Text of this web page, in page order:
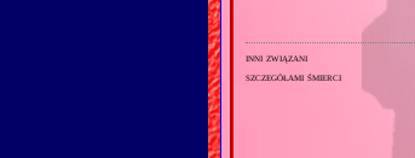
inni związani
szczegółami śmierci